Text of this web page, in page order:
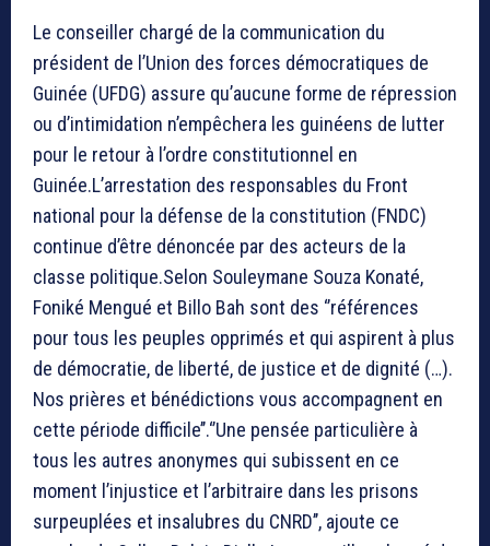
Le conseiller chargé de la communication du
président de l’Union des forces démocratiques de
Guinée (UFDG) assure qu’aucune forme de répression
ou d’intimidation n’empêchera les guinéens de lutter
pour le retour à l’ordre constitutionnel en
Guinée.L’arrestation des responsables du Front
national pour la défense de la constitution (FNDC)
continue d’être dénoncée par des acteurs de la
classe politique.Selon Souleymane Souza Konaté,
Foniké Mengué et Billo Bah sont des ‘’références
pour tous les peuples opprimés et qui aspirent à plus
de démocratie, de liberté, de justice et de dignité (…).
Nos prières et bénédictions vous accompagnent en
cette période difficile’’.‘’Une pensée particulière à
tous les autres anonymes qui subissent en ce
moment l’injustice et l’arbitraire dans les prisons
surpeuplées et insalubres du CNRD’’, ajoute ce